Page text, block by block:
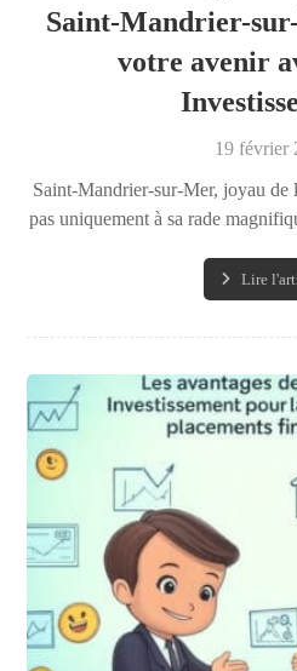
Saint-Mandrier-
votre avenir
19 février
Saint-Mandrier-sur-Mer, joyau de
pas uniquement à sa rade
Lire